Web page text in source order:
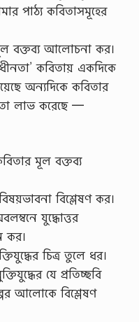
পাঠ্য কবিতাসমূহের
বক্তব্য আলোচনা কর।
কবিতায় একদিকে
অন্যদিকে কবিতার
লাভ করেছে —
মূল বক্তব্য
বিশ্লেষণ কর।
যুদ্ধোত্তর
কর।
চিত্র তুলে ধর।
যে প্রতিচ্ছবি
আলোকে বিশ্লেষণ